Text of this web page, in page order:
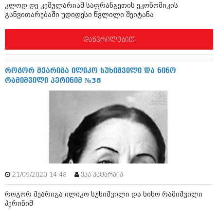
ნოემბერი 2017 (212)
ოქტომბერი 2017 (231)
სექტემბერი 2017 (261)
აგვისტო 2017 (212)
ივლისი 2017 (233)
მაისი 2017 (216)
აპრილი 2017 (220)
იანვარი 2017 (246)
დეკემბერი 2016 (207)
ნოემბერი 2016 (207)
ოქტომბერი 2016 (257)
სექტემბერი 2016 (224)
აგვისტო 2016 (258)
ივლისი 2016 (211)
ივნისი 2016 (221)
მაისი 2016 (261)
აპრილი 2016 (215)
კლოდ დე კემულარიამ საფრანგეთის ეკონომიკის
განვითარებაში უდიდესი წვლილი შეიტანა
დაწვრილებით
როგორ შეარიგა ილიკო სუხიშვილი და ნინო
რამიშვილი პერინიმ №38
21/09/2020 14:48 ეკა პატარაია
როგორ შეარიგა ილიკო სუხიშვილი და ნინო რამიშვილი
პერინიმ